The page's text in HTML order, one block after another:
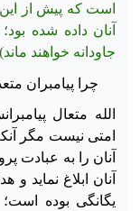
است که پیش از
آنان داده شده
جاودانه خواهند
چرا پیامبران
الله متعال
امتی نیست مگر
آنان را به عبادت
آنان ابلاغ نماید و
یگانگی بوده